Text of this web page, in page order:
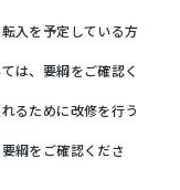
入を予定している方
は、要綱をご確認く
るために改修を行う
綱をご確認くださ